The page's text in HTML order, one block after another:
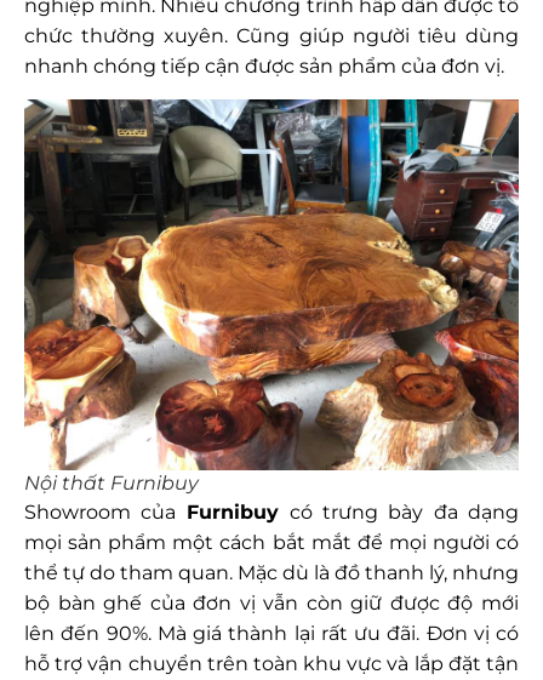
nghiệp mình. Nhiều chương trình hấp dẫn được tổ
chức thường xuyên. Cũng giúp người tiêu dùng
nhanh chóng tiếp cận được sản phẩm của đơn vị.
Nội thất Furnibuy
Showroom của Furnibuy có trưng bày đa dạng
mọi sản phẩm một cách bắt mắt để mọi người có
thể tự do tham quan. Mặc dù là đồ thanh lý, nhưng
bộ bàn ghế của đơn vị vẫn còn giữ được độ mới
lên đến 90%. Mà giá thành lại rất ưu đãi. Đơn vị có
hỗ trợ vận chuyển trên toàn khu vực và lắp đặt tận